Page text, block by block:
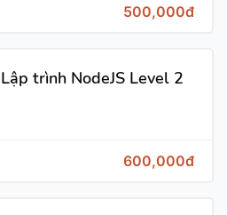
500,000đ
Lập trình NodeJS Level 2
600,000đ